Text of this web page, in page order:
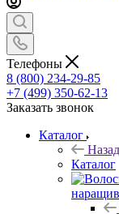
Телефоны
8 (800) 234-29-85
+7 (499) 350-62-13
Заказать звонок
Каталог
Назад
Каталог